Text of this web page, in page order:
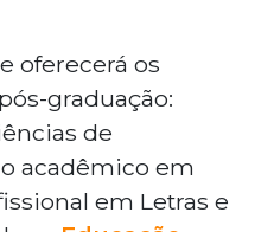
oferecerá os
graduação:
de
acadêmico em
em Letras e